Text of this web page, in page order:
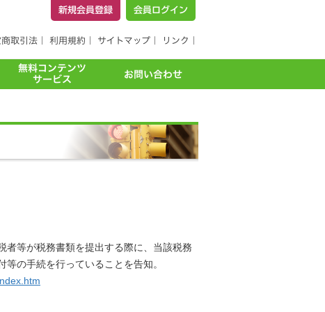
者等が税務書類を提出する際に、当該税務
の手続を行っていることを告知。